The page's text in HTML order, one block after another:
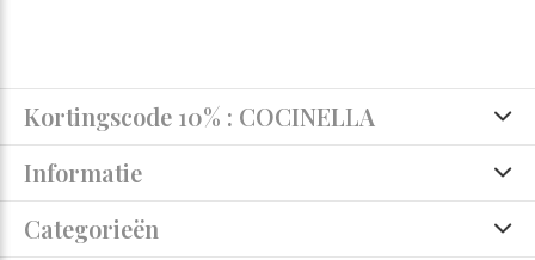
Kortingscode 10% : COCINELLA
Informatie
Categorieën